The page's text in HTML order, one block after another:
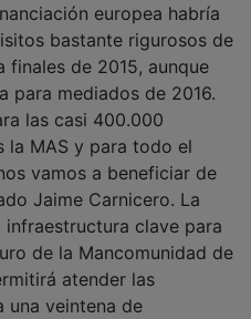
europea habría
bastante rigurosos de
de 2015, aunque
para mediados de 2016.
las casi 400.000
la MAS y para todo el
vamos a beneficiar de
Jaime Carnicero. La
infraestructura clave para
de la Mancomunidad de
atender las
una veintena de